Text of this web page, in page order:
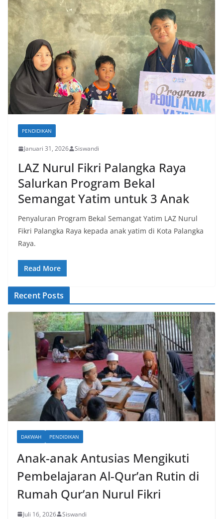
PENDIDIKAN
Januari 31, 2026 Siswandi
LAZ Nurul Fikri Palangka Raya
Salurkan Program Bekal
Semangat Yatim untuk 3 Anak
Penyaluran Program Bekal Semangat Yatim LAZ Nurul
Fikri Palangka Raya kepada anak yatim di Kota Palangka
Raya.
Read More
Recent Posts
DAKWAH PENDIDIKAN
Anak-anak Antusias Mengikuti
Pembelajaran Al-Qur’an Rutin di
Rumah Qur’an Nurul Fikri
Juli 16, 2026 Siswandi